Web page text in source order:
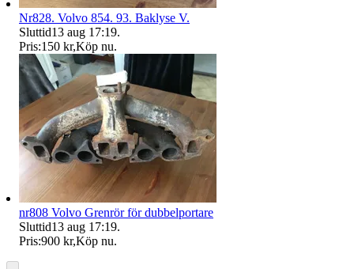
Nr828. Volvo 854. 93. Baklyse V.
Sluttid13 aug 17:19.
Pris:150 kr,Köp nu.
nr808 Volvo Grenrör för dubbelportare
Sluttid13 aug 17:19.
Pris:900 kr,Köp nu.